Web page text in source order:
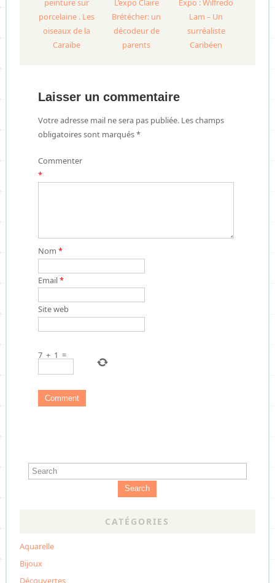
peinture sur
porcelaine . Les
oiseaux de la
Caraibe
L’expo Claire
Brétécher: un
décodeur de
parents
Expo : Wilfredo
Lam – Un
surréaliste
Caribéen
Laisser un commentaire
Votre adresse mail ne sera pas publiée. Les champs
obligatoires sont marqués *
Commenter
*
Nom*
Email*
Site web
7 + 1 =
Search
CATÉGORIES
Aquarelle
Bijoux
Découvertes